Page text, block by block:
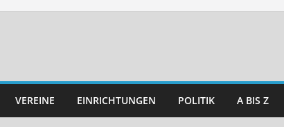
VEREINE EINRICHTUNGEN POLITIK A BIS Z